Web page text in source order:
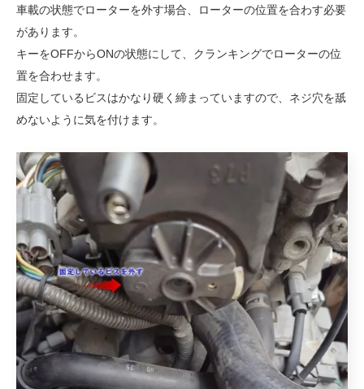
車載の状態でローターを外す場合、ローターの位置を合わす必要
があります。
キーをOFFからONの状態にして、クランキングでローターの位
置を合わせます。
固定しているビスはかなり硬く締まっていますので、ネジ穴を舐
めないように気を付けます。